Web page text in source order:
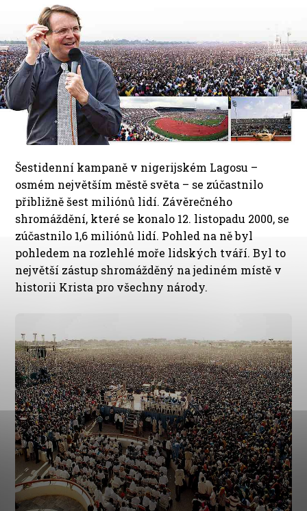
Šestidenní kampaně v nigerijském Lagosu –
osmém největším městě světa – se zúčastnilo
přibližně šest miliónů lidí. Závěrečného
shromáždění, které se konalo 12. listopadu 2000, se
zúčastnilo 1,6 miliónů lidí. Pohled na ně byl
pohledem na rozlehlé moře lidských tváří. Byl to
největší zástup shromážděný na jediném místě v
historii Krista pro všechny národy.